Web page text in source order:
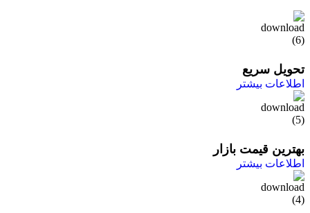
تحویل سریع
اطلاعات بیشتر
بهترین قیمت بازار
اطلاعات بیشتر